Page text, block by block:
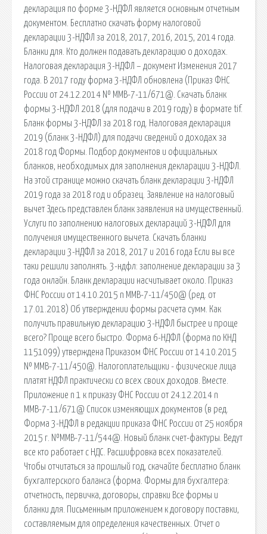
декларация по форме 3-НДФЛ является основным отчетным
документом. Бесплатно скачать форму налоговой
декларации 3-НДФЛ за 2018, 2017, 2016, 2015, 2014 года.
Бланки для. Кто должен подавать декларацию о доходах.
Налоговая декларация 3-НДФЛ – документ Изменения 2017
года. В 2017 году форма 3-НДФЛ обновлена (Приказ ФНС
России от 24.12.2014 № ММВ-7-11/671@. Скачать бланк
формы 3-НДФЛ 2018 (для подачи в 2019 году) в формате tif.
Бланк формы 3-НДФЛ за 2018 год. Налоговая декларация
2019 (бланк 3-НДФЛ) для подачи сведений о доходах за
2018 год Формы. Подбор документов и официальных
бланков, необходимых для заполнения декларации 3-НДФЛ.
На этой странице можно скачать бланк декларации 3-НДФЛ
2019 года за 2018 год и образец. Заявление на налоговый
вычет Здесь представлен бланк заявления на имущественный.
Услуги по заполнению налоговых деклараций 3-НДФЛ для
получения имущественного вычета. Скачать бланки
декларации 3-НДФЛ за 2018, 2017 и 2016 года Если вы все
таки решили заполнять. 3-ндфл: заполнение декларации за 3
года онлайн. Бланк декларации насчитывает около. Приказ
ФНС России от 14.10.2015 n ММВ-7-11/450@ (ред. от
17.01.2018) Об утверждении формы расчета сумм. Как
получить правильную декларацию 3-НДФЛ быстрее и проще
всего? Проще всего быстро. Форма 6-НДФЛ (форма по КНД
1151099) утверждена Приказом ФНС России от 14.10.2015
№ ММВ-7-11/450@. Налогоплательщики - физические лица
платят НДФЛ практически со всех своих доходов. Вместе.
Приложение n 1 к приказу ФНС России от 24.12.2014 n
ММВ-7-11/671@ Список изменяющих документов (в ред.
Форма 3-НДФЛ в редакции приказа ФНС России от 25 ноября
2015 г. №ММВ-7-11/544@. Новый бланк счет-фактуры. Ведут
все кто работает с НДС. Расшифровка всех показателей.
Чтобы отчитаться за прошлый год, скачайте бесплатно бланк
бухгалтерского баланса (форма. Формы для бухгалтера:
отчетность, первичка, договоры, справки Все формы и
бланки для. Письменным приложением к договору поставки,
составляемым для определения качественных. Отчет о